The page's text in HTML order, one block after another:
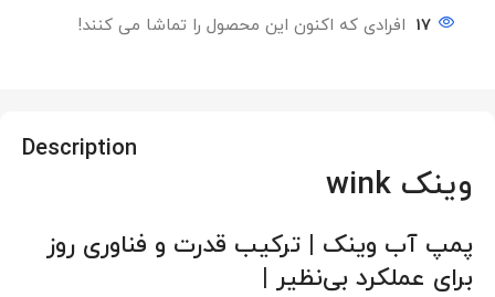
17 افرادی که اکنون این محصول را تماشا می کنند!
Description
وینک wink
پمپ آب وینک | ترکیب قدرت و فناوری روز
برای عملکرد بی‌نظیر |